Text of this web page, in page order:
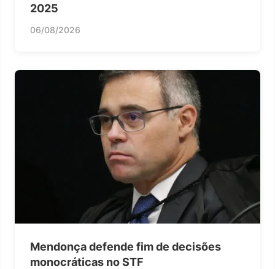
2025
06/08/2026
Mendonça defende fim de decisões
monocráticas no STF